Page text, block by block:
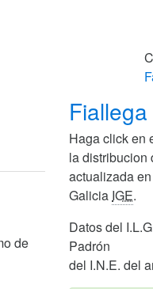
de
Fiallega
Haga click en
la distribucion
actualizada
Galicia IGE.
Datos del
Padrón
del I.N.E. del